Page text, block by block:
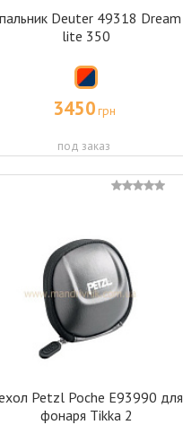
Deuter 49318 Dream
lite 350
3450грн
под заказ
Petzl Poche E93990 для
фонаря Tikka 2